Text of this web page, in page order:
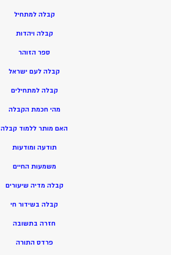
קבלה למתחיל
קבלה ויהדות
ספר הזוהר
קבלה לעם ישראל
קבלה למתחילים
מהי חכמת הקבלה
האם מותר ללמוד קבלה
תודעה ומודעות
משמעות החיים
קבלה מדיה שיעורים
קבלה בשידור חי
חזרה בתשובה
פרדס התורה